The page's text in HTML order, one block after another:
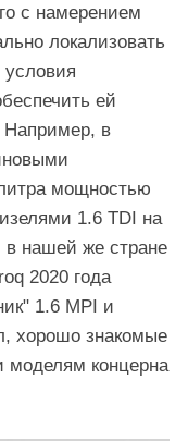
с намерением
локализовать
ей
Например, в
мощностью
1.6 TDI на
в нашей же стране
2020 года
1.6 MPI и
хорошо знакомые
моделям концерна